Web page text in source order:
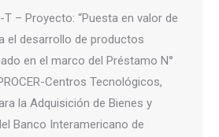
T – Proyecto: “Puesta en valor de
el desarrollo de productos
en el marco del Préstamo N°
Centros Tecnológicos,
la Adquisición de Bienes y
Banco Interamericano de